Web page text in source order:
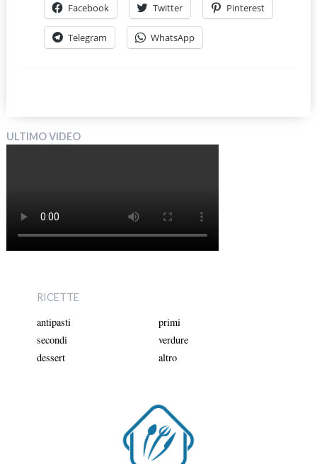
Facebook Twitter Pinterest
Telegram WhatsApp
ULTIMO VIDEO
RICETTE
antipasti
primi
secondi
verdure
dessert
altro